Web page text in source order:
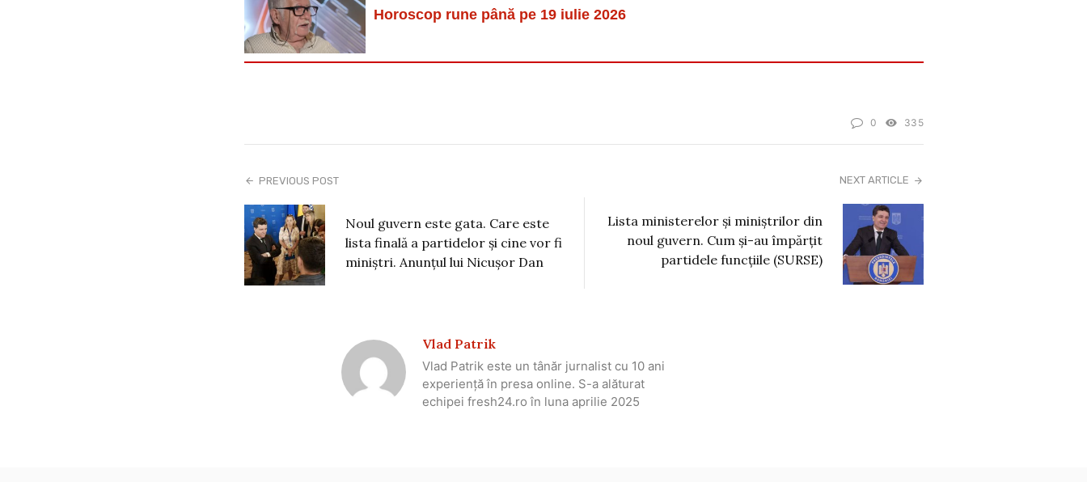
Horoscop rune până pe 19 iulie 2026
0 335
PREVIOUS POST
Noul guvern este gata. Care este
lista finală a partidelor și cine vor fi
miniștri. Anunțul lui Nicușor Dan
NEXT ARTICLE
Lista ministerelor și miniștrilor din
noul guvern. Cum și-au împărțit
partidele funcțiile (SURSE)
Vlad Patrik
Vlad Patrik este un tânăr jurnalist cu 10 ani
experiență în presa online. S-a alăturat
echipei fresh24.ro în luna aprilie 2025